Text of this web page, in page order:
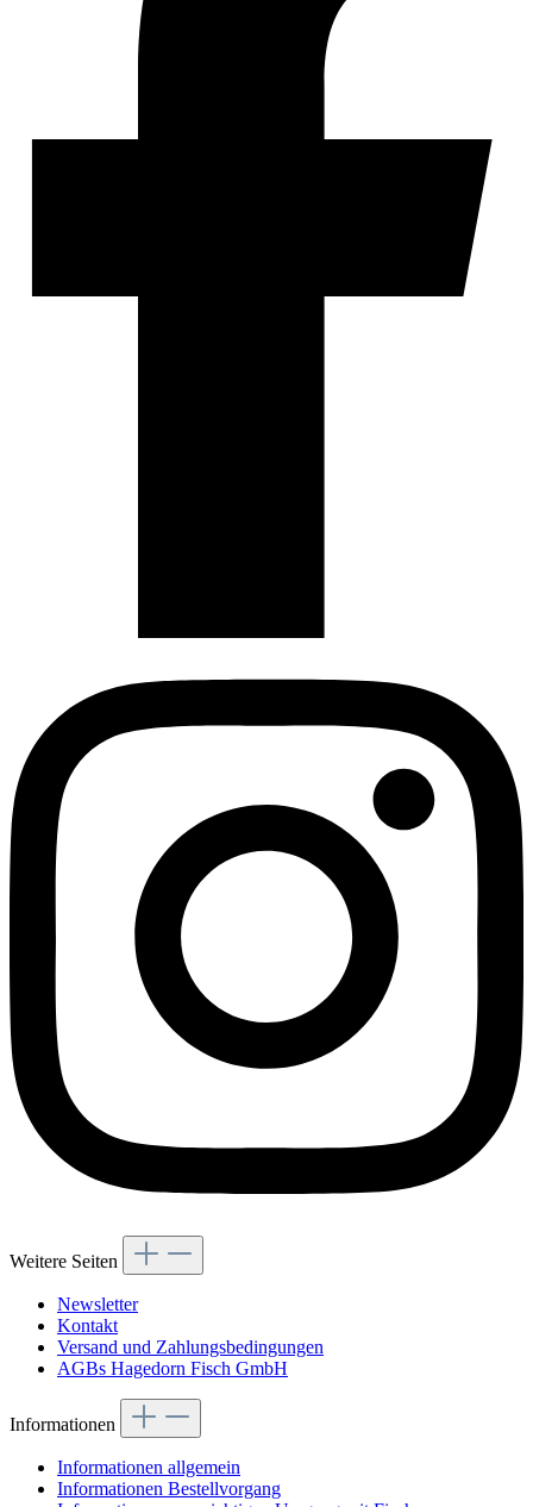
Weitere Seiten
Newsletter
Kontakt
Versand und Zahlungsbedingungen
AGBs Hagedorn Fisch GmbH
Informationen
Informationen allgemein
Informationen Bestellvorgang